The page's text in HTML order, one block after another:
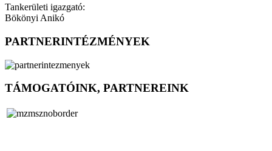
Tankerületi igazgató:
Bökönyi Anikó
PARTNERINTÉZMÉNYEK
TÁMOGATÓINK, PARTNEREINK